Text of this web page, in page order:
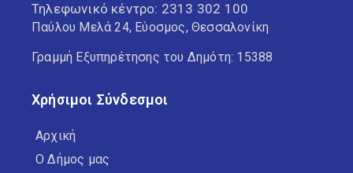
Τηλεφωνικό κέντρο: 2313 302 100
Παύλου Μελά 24, Εύοσμος, Θεσσαλονίκη
Γραμμή Εξυπηρέτησης του Δημότη: 15388
Χρήσιμοι Σύνδεσμοι
Αρχική
Ο Δήμος μας